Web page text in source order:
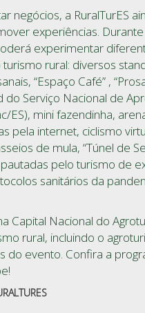
negócios, a RuralTurES
experiências.
experimentar
rural: diversos
“Espaço Café” ,
do Serviço Nacional de
ES), mini fazendinha,
pela internet, ciclismo
de mula, “Túnel de
pelo turismo de
sanitários da
Capital Nacional do
rural, incluindo o
do evento. Confira a